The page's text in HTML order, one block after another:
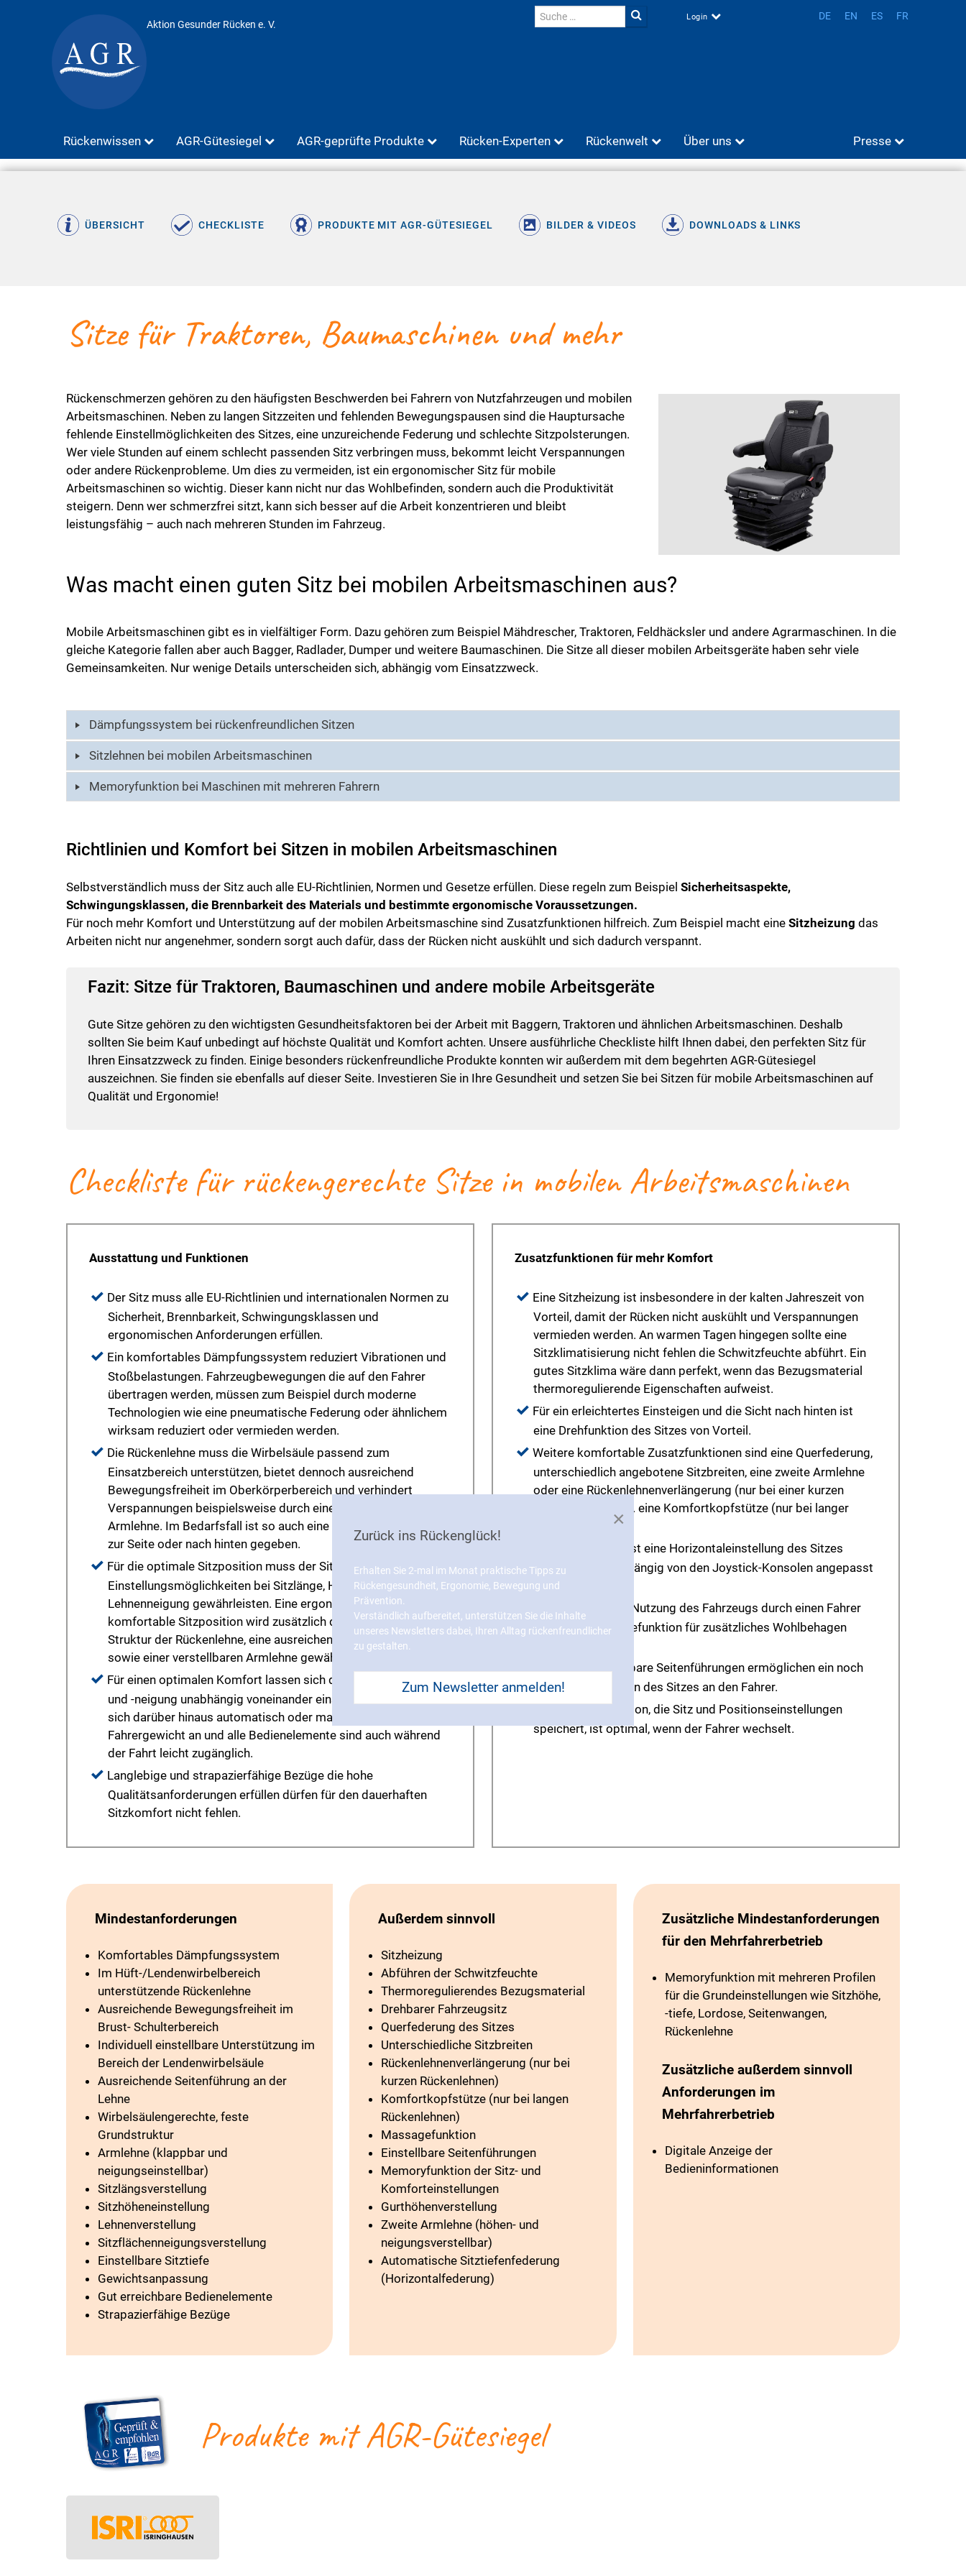
Aktion Gesunder Rücken e. V.
Login DE EN ES FR
Rückenwissen AGR-Gütesiegel AGR-geprüfte Produkte Rücken-Experten Rückenwelt Über uns Presse
ÜBERSICHT CHECKLISTE PRODUKTE MIT AGR-GÜTESIEGEL BILDER & VIDEOS DOWNLOADS & LINKS
Sitze für Traktoren, Baumaschinen und mehr
Rückenschmerzen gehören zu den häufigsten Beschwerden bei Fahrern von Nutzfahrzeugen und mobilen
Arbeitsmaschinen. Neben zu langen Sitzzeiten und fehlenden Bewegungspausen sind die Hauptursache
fehlende Einstellmöglichkeiten des Sitzes, eine unzureichende Federung und schlechte Sitzpolsterungen.
Wer viele Stunden auf einem schlecht passenden Sitz verbringen muss, bekommt leicht Verspannungen
oder andere Rückenprobleme. Um dies zu vermeiden, ist ein ergonomischer Sitz für mobile
Arbeitsmaschinen so wichtig. Dieser kann nicht nur das Wohlbefinden, sondern auch die Produktivität
steigern. Denn wer schmerzfrei sitzt, kann sich besser auf die Arbeit konzentrieren und bleibt
leistungsfähig – auch nach mehreren Stunden im Fahrzeug.
Was macht einen guten Sitz bei mobilen Arbeitsmaschinen aus?
Mobile Arbeitsmaschinen gibt es in vielfältiger Form. Dazu gehören zum Beispiel Mähdrescher, Traktoren, Feldhäcksler und andere Agrarmaschinen. In die
gleiche Kategorie fallen aber auch Bagger, Radlader, Dumper und weitere Baumaschinen. Die Sitze all dieser mobilen Arbeitsgeräte haben sehr viele
Gemeinsamkeiten. Nur wenige Details unterscheiden sich, abhängig vom Einsatzzweck.
Dämpfungssystem bei rückenfreundlichen Sitzen
Sitzlehnen bei mobilen Arbeitsmaschinen
Memoryfunktion bei Maschinen mit mehreren Fahrern
Richtlinien und Komfort bei Sitzen in mobilen Arbeitsmaschinen
Selbstverständlich muss der Sitz auch alle EU-Richtlinien, Normen und Gesetze erfüllen. Diese regeln zum Beispiel Sicherheitsaspekte,
Schwingungsklassen, die Brennbarkeit des Materials und bestimmte ergonomische Voraussetzungen.
Für noch mehr Komfort und Unterstützung auf der mobilen Arbeitsmaschine sind Zusatzfunktionen hilfreich. Zum Beispiel macht eine Sitzheizung das
Arbeiten nicht nur angenehmer, sondern sorgt auch dafür, dass der Rücken nicht auskühlt und sich dadurch verspannt.
Fazit: Sitze für Traktoren, Baumaschinen und andere mobile Arbeitsgeräte
Gute Sitze gehören zu den wichtigsten Gesundheitsfaktoren bei der Arbeit mit Baggern, Traktoren und ähnlichen Arbeitsmaschinen. Deshalb
sollten Sie beim Kauf unbedingt auf höchste Qualität und Komfort achten. Unsere ausführliche Checkliste hilft Ihnen dabei, den perfekten Sitz für
Ihren Einsatzzweck zu finden. Einige besonders rückenfreundliche Produkte konnten wir außerdem mit dem begehrten AGR-Gütesiegel
auszeichnen. Sie finden sie ebenfalls auf dieser Seite. Investieren Sie in Ihre Gesundheit und setzen Sie bei Sitzen für mobile Arbeitsmaschinen auf
Qualität und Ergonomie!
Checkliste für rückengerechte Sitze in mobilen Arbeitsmaschinen
Ausstattung und Funktionen
Der Sitz muss alle EU-Richtlinien und internationalen Normen zu
Sicherheit, Brennbarkeit, Schwingungsklassen und
ergonomischen Anforderungen erfüllen.
Ein komfortables Dämpfungssystem reduziert Vibrationen und
Stoßbelastungen. Fahrzeugbewegungen die auf den Fahrer
übertragen werden, müssen zum Beispiel durch moderne
Technologien wie eine pneumatische Federung oder ähnlichem
wirksam reduziert oder vermieden werden.
Die Rückenlehne muss die Wirbelsäule passend zum
Einsatzbereich unterstützen, bietet dennoch ausreichend
Bewegungsfreiheit im Oberkörperbereich und verhindert
Verspannungen beispielsweise durch eine verstellbare
Armlehne. Im Bedarfsfall ist so auch eine ausreichende Sicht
zur Seite oder nach hinten gegeben.
Für die optimale Sitzposition muss der Sitz umfangreiche
Einstellungsmöglichkeiten bei Sitzlänge, Höhe und
Lehnenneigung gewährleisten. Eine ergonomische und
komfortable Sitzposition wird zusätzlich durch eine feste
Struktur der Rückenlehne, eine ausreichende Seitenführung
sowie einer verstellbaren Armlehne gewährleistet.
Für einen optimalen Komfort lassen sich die Sitzfläche, -tiefe
und -neigung unabhängig voneinander einstellen, der Sitz passt
sich darüber hinaus automatisch oder manuell dem
Fahrergewicht an und alle Bedienelemente sind auch während
der Fahrt leicht zugänglich.
Langlebige und strapazierfähige Bezüge die hohe
Qualitätsanforderungen erfüllen dürfen für den dauerhaften
Sitzkomfort nicht fehlen.
Zusatzfunktionen für mehr Komfort
Eine Sitzheizung ist insbesondere in der kalten Jahreszeit von
Vorteil, damit der Rücken nicht auskühlt und Verspannungen
vermieden werden. An warmen Tagen hingegen sollte eine
Sitzklimatisierung nicht fehlen die Schwitzfeuchte abführt. Ein
gutes Sitzklima wäre dann perfekt, wenn das Bezugsmaterial
thermoregulierende Eigenschaften aufweist.
Für ein erleichtertes Einsteigen und die Sicht nach hinten ist
eine Drehfunktion des Sitzes von Vorteil.
Weitere komfortable Zusatzfunktionen sind eine Querfederung,
unterschiedlich angebotene Sitzbreiten, eine zweite Armlehne
oder eine Rückenlehnenverlängerung (nur bei einer kurzen
Rückenlehne), bzw. eine Komfortkopfstütze (nur bei langer
Für Baggerfahrer ist eine Horizontaleinstellung des Sitzes
hilfreich, die unabhängig von den Joystick-Konsolen angepasst
werden kann.
Gerade bei langer Nutzung des Fahrzeugs durch einen Fahrer
kann eine Massagefunktion für zusätzliches Wohlbehagen
Individuell einstellbare Seitenführungen ermöglichen ein noch
besseres Anpassen des Sitzes an den Fahrer.
Eine Memoryfunktion, die Sitz und Positionseinstellungen
speichert, ist optimal, wenn der Fahrer wechselt.
Mindestanforderungen
Komfortables Dämpfungssystem
Im Hüft-/Lendenwirbelbereich
unterstützende Rückenlehne
Ausreichende Bewegungsfreiheit im
Brust- Schulterbereich
Individuell einstellbare Unterstützung im
Bereich der Lendenwirbelsäule
Ausreichende Seitenführung an der
Lehne
Wirbelsäulengerechte, feste
Grundstruktur
Armlehne (klappbar und
neigungseinstellbar)
Sitzlängsverstellung
Sitzhöheneinstellung
Lehnenverstellung
Sitzflächenneigungsverstellung
Einstellbare Sitztiefe
Gewichtsanpassung
Gut erreichbare Bedienelemente
Strapazierfähige Bezüge
Außerdem sinnvoll
Sitzheizung
Abführen der Schwitzfeuchte
Thermoregulierendes Bezugsmaterial
Drehbarer Fahrzeugsitz
Querfederung des Sitzes
Unterschiedliche Sitzbreiten
Rückenlehnenverlängerung (nur bei
kurzen Rückenlehnen)
Komfortkopfstütze (nur bei langen
Rückenlehnen)
Massagefunktion
Einstellbare Seitenführungen
Memoryfunktion der Sitz- und
Komforteinstellungen
Gurthöhenverstellung
Zweite Armlehne (höhen- und
neigungsverstellbar)
Automatische Sitztiefenfederung
(Horizontalfederung)
Zusätzliche Mindestanforderungen
für den Mehrfahrerbetrieb
Memoryfunktion mit mehreren Profilen
für die Grundeinstellungen wie Sitzhöhe,
-tiefe, Lordose, Seitenwangen,
Rückenlehne
Zusätzliche außerdem sinnvoll
Anforderungen im
Mehrfahrerbetrieb
Digitale Anzeige der
Bedieninformationen
Produkte mit AGR-Gütesiegel
×
Zurück ins Rückenglück!
Erhalten Sie 2-mal im Monat praktische Tipps zu
Rückengesundheit, Ergonomie, Bewegung und
Prävention.
Verständlich aufbereitet, unterstützen Sie die Inhalte
unseres Newsletters dabei, Ihren Alltag rückenfreundlicher
zu gestalten.
Zum Newsletter anmelden!